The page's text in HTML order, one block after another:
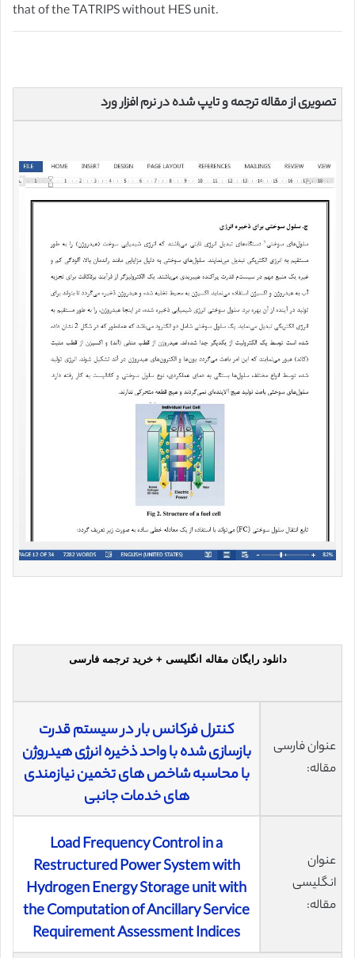
that of the TATRIPS without HES unit.
تصویری از مقاله ترجمه و تایپ شده در نرم افزار ورد
دانلود رایگان مقاله انگلیسی + خرید ترجمه فارسی
عنوان فارسی
مقاله:
کنترل فرکانس بار در سیستم قدرت
بازسازی شده با واحد ذخیره انرژی هیدروژن
با محاسبه شاخص های تخمین نیازمندی
های خدمات جانبی
عنوان
انگلیسی
مقاله:
Load Frequency Control in a
Restructured Power System with
Hydrogen Energy Storage unit with
the Computation of Ancillary Service
Requirement Assessment Indices